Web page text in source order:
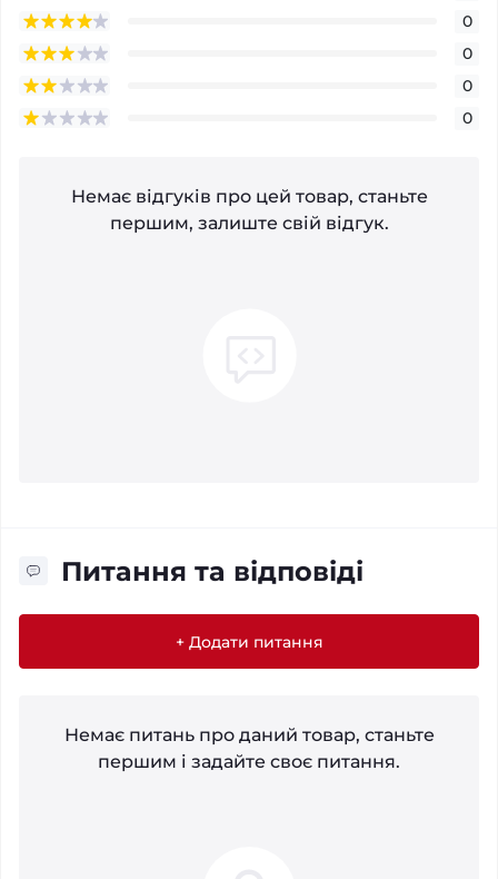
0
0
0
0
Немає відгуків про цей товар, станьте
першим, залиште свій відгук.
Питання та відповіді
+ Додати питання
Немає питань про даний товар, станьте
першим і задайте своє питання.